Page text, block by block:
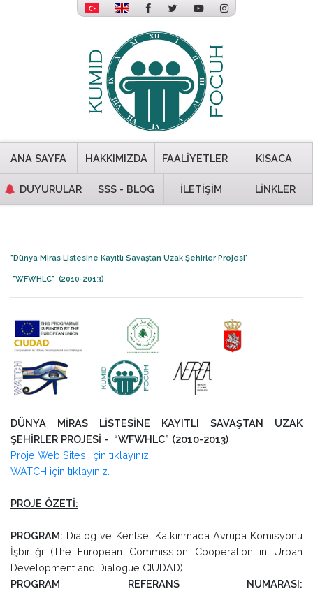
ANA SAYFA HAKKIMIZDA FAALİYETLER KISACA
DUYURULAR SSS - BLOG İLETİŞİM LİNKLER
"Dünya Miras Listesine Kayıtlı Savaştan Uzak Şehirler Projesi"
"WFWHLC" (2010-2013)
DÜNYA MİRAS LİSTESİNE KAYITLI SAVAŞTAN UZAK
ŞEHİRLER PROJESİ - “WFWHLC” (2010-2013)
Proje Web Sitesi için tıklayınız.
WATCH için tıklayınız.
PROJE ÖZETİ:
PROGRAM: Dialog ve Kentsel Kalkınmada Avrupa Komisyonu
İşbirliği (The European Commission Cooperation in Urban
Development and Dialogue CIUDAD)
PROGRAM REFERANS NUMARASI: